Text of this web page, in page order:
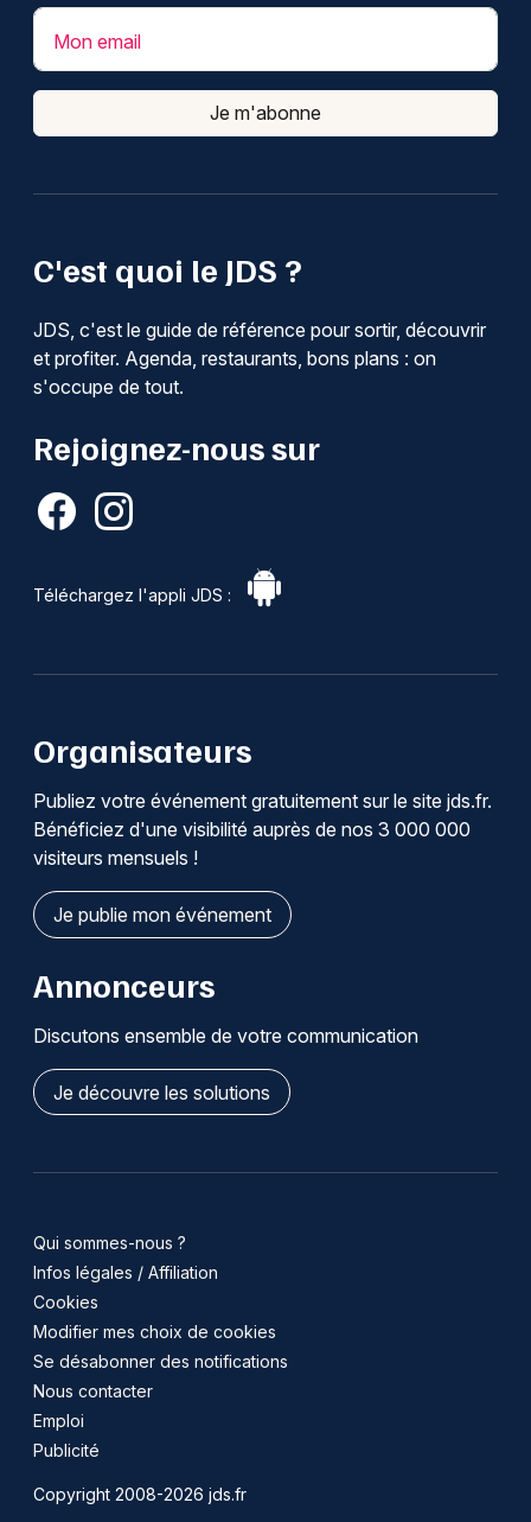
C'est quoi le JDS ?
JDS, c'est le guide de référence pour sortir, découvrir
et profiter. Agenda, restaurants, bons plans : on
s'occupe de tout.
Rejoignez-nous sur
Téléchargez l'appli JDS :
Mon email
Je m'abonne
Organisateurs
Publiez votre événement gratuitement sur le site jds.fr.
Bénéficiez d'une visibilité auprès de nos 3 000 000
visiteurs mensuels !
Je publie mon événement
Annonceurs
Discutons ensemble de votre communication
Je découvre les solutions
Qui sommes-nous ?
Infos légales / Affiliation
Cookies
Modifier mes choix de cookies
Se désabonner des notifications
Nous contacter
Emploi
Publicité
Copyright 2008-2026 jds.fr